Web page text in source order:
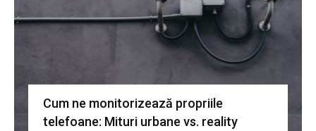
Cum ne monitorizează propriile
telefoane: Mituri urbane vs. reality